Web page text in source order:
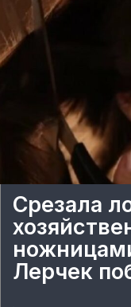
Срезала
Лерчек